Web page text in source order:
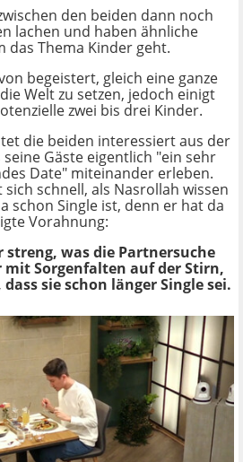
den beiden dann noch
lachen und haben ähnliche
das Thema Kinder geht.
begeistert, gleich eine ganze
Welt zu setzen, jedoch einigt
zwei bis drei Kinder.
die beiden interessiert aus der
Gäste eigentlich "ein sehr
Date" miteinander erleben.
schnell, als Nasrollah wissen
schon Single ist, denn er hat da
Vorahnung:
streng, was die Partnersuche
Sorgenfalten auf der Stirn,
sie schon länger Single sei.